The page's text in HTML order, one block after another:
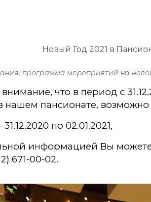
Новый Год 2021 в
программа мероприятий на
что в период с
нашем пансионате,
по 02.01.2021,
информацией Вы
671-00-02.